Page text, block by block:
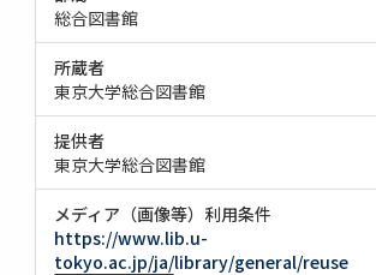
総合図書館
所蔵者
東京大学総合図書館
提供者
東京大学総合図書館
メディア（画像等）利用条件
https://www.lib.u-
tokyo.ac.jp/ja/library/general/reuse